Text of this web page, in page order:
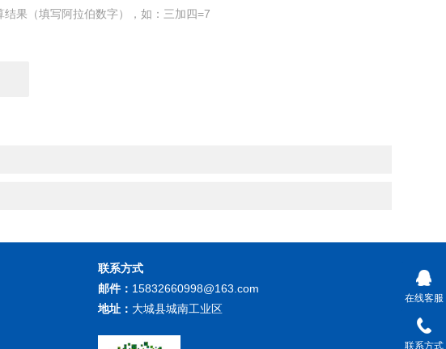
结果（填写阿拉伯数字），如：三加四=7
联系方式
邮件： 15832660998@163.com
地址： 大城县城南工业区
在线客服
联系方式